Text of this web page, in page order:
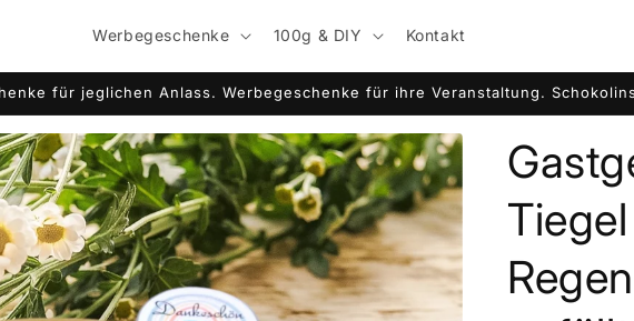
Werbegeschenke 100g & DIY Kontakt
R
e
für jeglichen Anlass. Werbegeschenke für ihre Veranstaltung.